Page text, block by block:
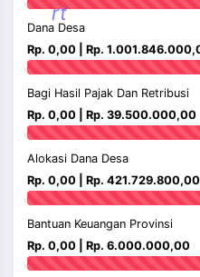
rt
Dana Desa
Rp. 0,00 | Rp.
Bagi Hasil Pajak Dan Retribusi
Rp. 0,00 | Rp. 39.500.000,00
Alokasi Dana Desa
Rp. 0,00 | Rp. 421.729.800,00
Bantuan Keuangan Provinsi
Rp. 0,00 | Rp. 6.000.000,00